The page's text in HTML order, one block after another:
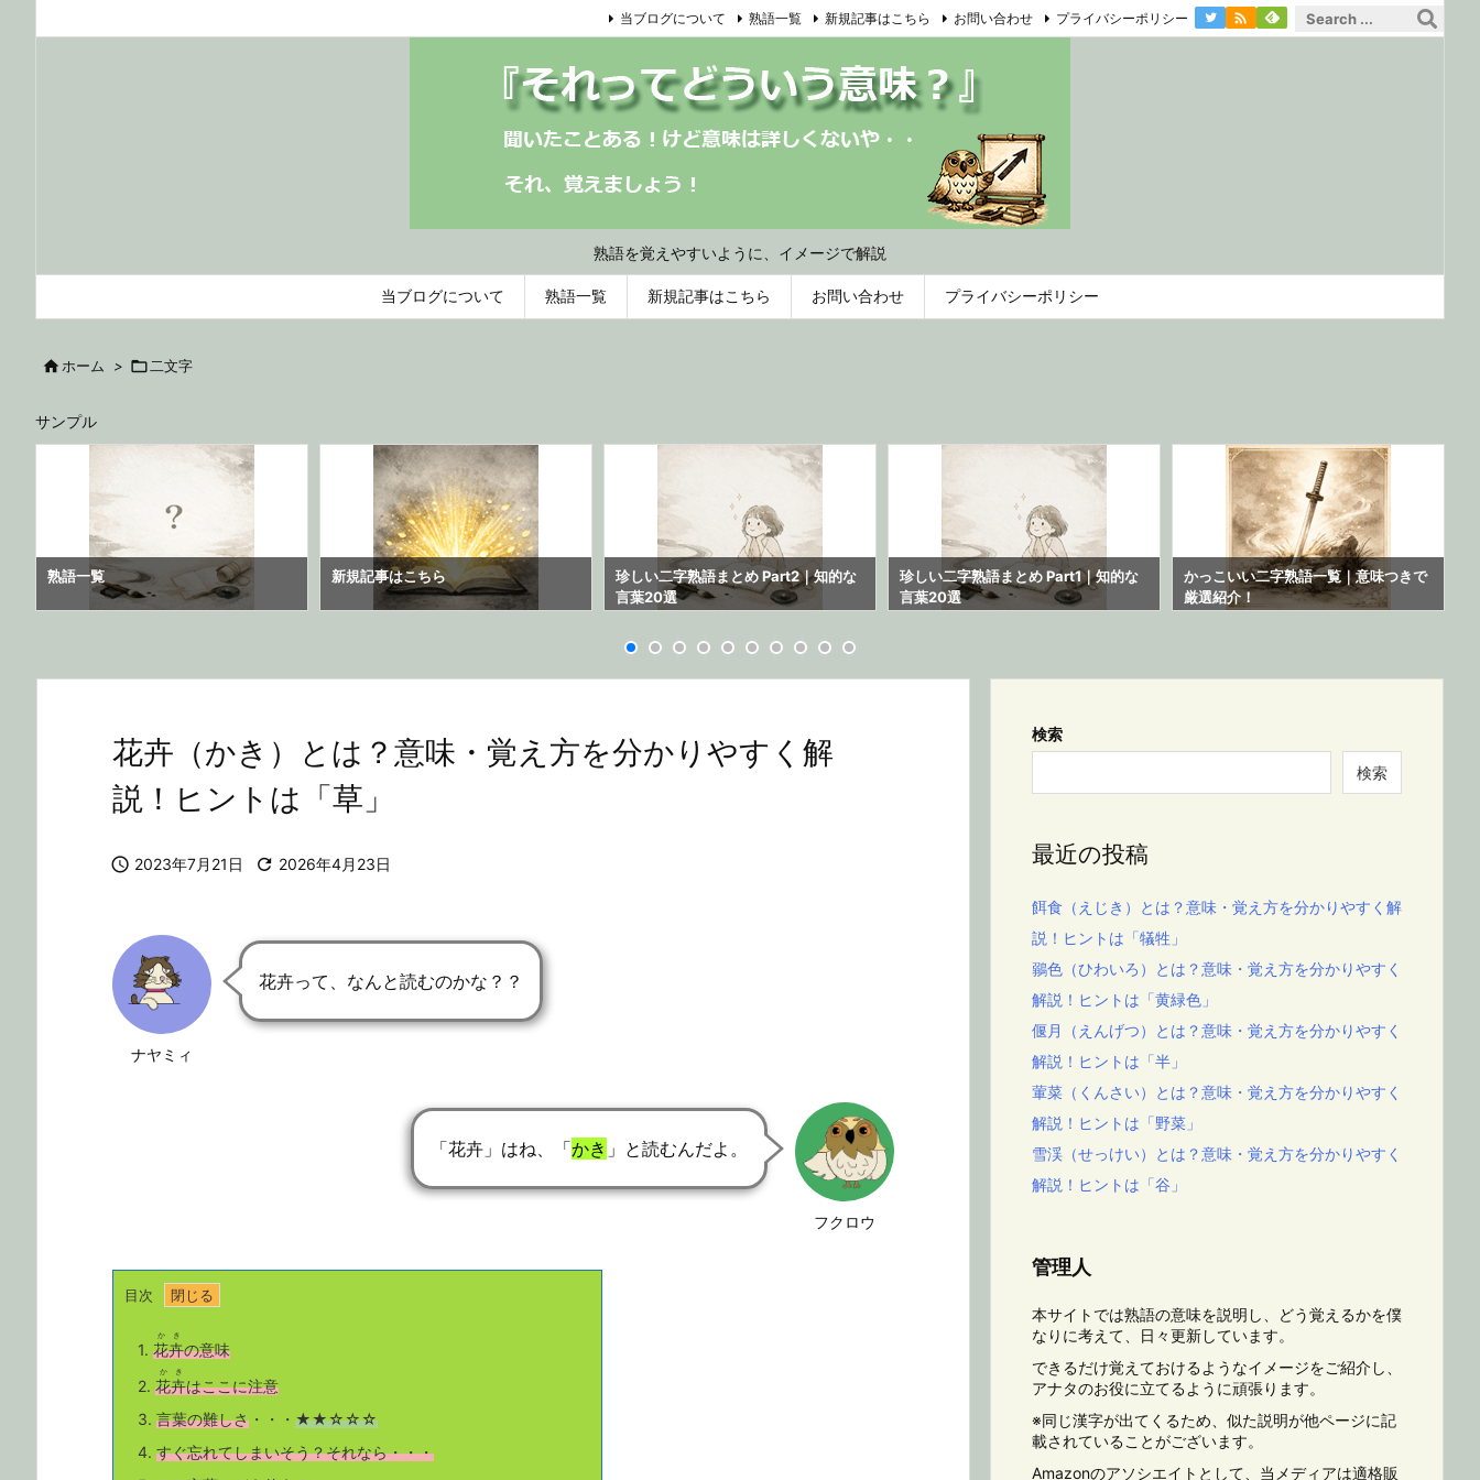
熟語を覚えやすいように、イメージで解説
当ブログについて 熟語一覧 新規記事はこちら お問い合わせ プライバシーポリシー
当ブログについて 熟語一覧 新規記事はこちら お問い合わせ プライバシーポリシー 
 ホーム >  二文字
サンプル
熟語一覧 新規記事はこちら
珍しい二字熟語まとめ Part2｜知的な
言葉20選
珍しい二字熟語まとめ Part1｜知的な
言葉20選
かっこいい二字熟語一覧｜意味つきで
厳選紹介！
花卉（かき）とは？意味・覚え方を分かりやすく解
説！ヒントは「草」
 2023年7月21日  2026年4月23日
ナヤミィ
花卉って、なんと読むのかな？？
フクロウ
「花卉」はね、「かき 」と読むんだよ。
目次
1. 花卉
かき
の意味
2. 花卉
かき
はここに注意
3. 言葉の難しさ ・・・ ★★☆☆☆
4. すぐ忘れてしまいそう？それなら・・・
検索
検索
最近の投稿
餌食（えじき）とは？意味・覚え方を分かりやすく解
説！ヒントは「犠牲」
鶸色（ひわいろ）とは？意味・覚え方を分かりやすく
解説！ヒントは「黄緑色」
偃月（えんげつ）とは？意味・覚え方を分かりやすく
解説！ヒントは「半」
葷菜（くんさい）とは？意味・覚え方を分かりやすく
解説！ヒントは「野菜」
雪渓（せっけい）とは？意味・覚え方を分かりやすく
解説！ヒントは「谷」
管理人
本サイトでは熟語の意味を説明し、どう覚えるかを僕
なりに考えて、日々更新しています。
できるだけ覚えておけるようなイメージをご紹介し、
アナタのお役に立てるように頑張ります。
※同じ漢字が出てくるため、似た説明が他ページに記
載されていることがございます。
Amazonのアソシエイトとして、当メディアは適格販